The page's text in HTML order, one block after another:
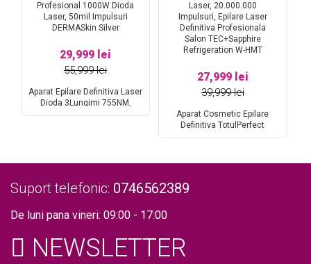
29,999 lei
55,999 lei
Aparat Epilare Definitiva Laser
Dioda 3Lungimi 755NM,
27,999 lei
39,999 lei
Aparat Cosmetic Epilare
Definitiva TotulPerfect
TEC+Sapphire Refrigeration W-
Suport telefonic: 0746562389
De luni pana vineri: 09:00 - 17:00
NEWSLETTER